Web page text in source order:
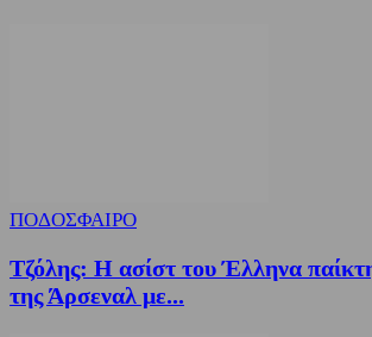
ΠΟΔΟΣΦΑΙΡΟ
Τζόλης: Η ασίστ του Έλληνα
της Άρσεναλ με...